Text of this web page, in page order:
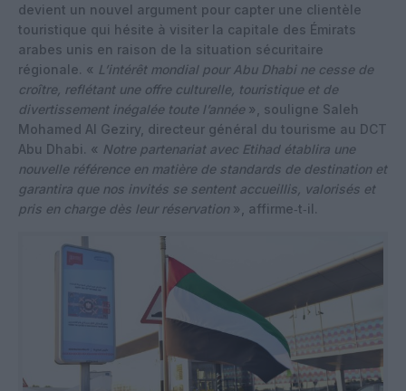
devient un nouvel argument pour capter une clientèle
touristique qui hésite à visiter la capitale des Émirats
arabes unis en raison de la situation sécuritaire
régionale. « L’intérêt mondial pour Abu Dhabi ne cesse de
croître, reflétant une offre culturelle, touristique et de
divertissement inégalée toute l’année », souligne Saleh
Mohamed Al Geziry, directeur général du tourisme au DCT
Abu Dhabi. « Notre partenariat avec Etihad établira une
nouvelle référence en matière de standards de destination et
garantira que nos invités se sentent accueillis, valorisés et
pris en charge dès leur réservation », affirme‑t‑il.